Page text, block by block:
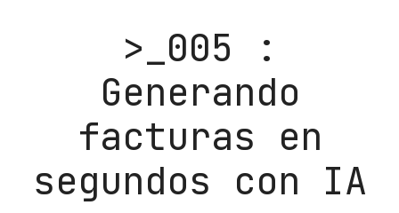
>_005 :
Generando
facturas en
segundos con IA